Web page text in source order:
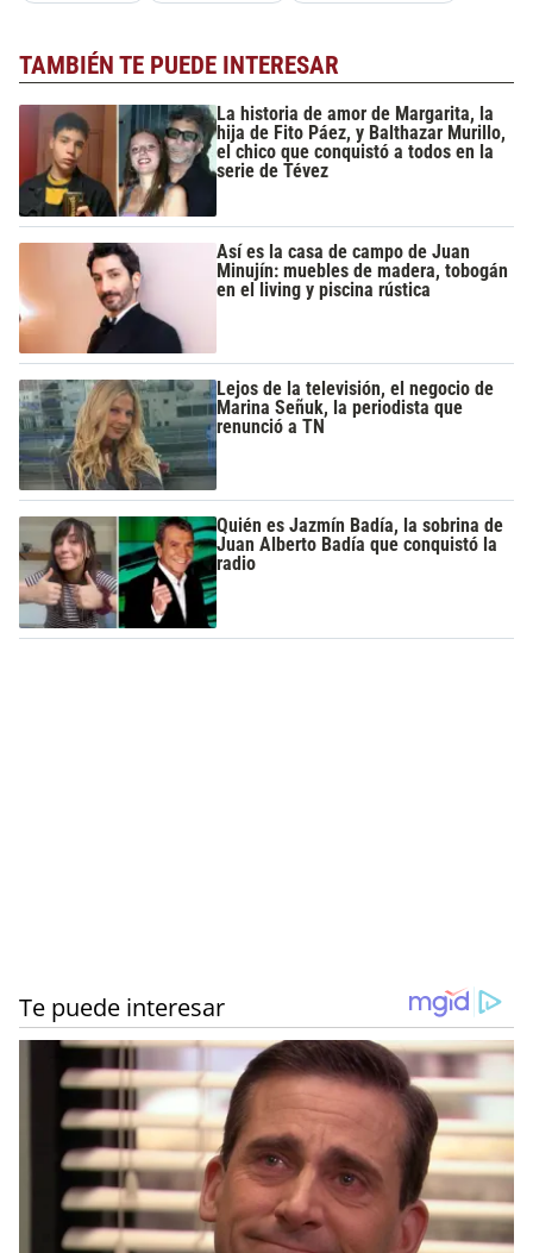
TAMBIÉN TE PUEDE INTERESAR
La historia de amor de Margarita, la
hija de Fito Páez, y Balthazar Murillo,
el chico que conquistó a todos en la
serie de Tévez
Así es la casa de campo de Juan
Minujín: muebles de madera, tobogán
en el living y piscina rústica
Lejos de la televisión, el negocio de
Marina Señuk, la periodista que
renunció a TN
Quién es Jazmín Badía, la sobrina de
Juan Alberto Badía que conquistó la
radio